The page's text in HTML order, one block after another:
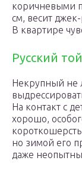
коричневыми
см, весит
В квартире
Русский
Некрупный не
На контакт с
хорошо,
но зимой его
даже